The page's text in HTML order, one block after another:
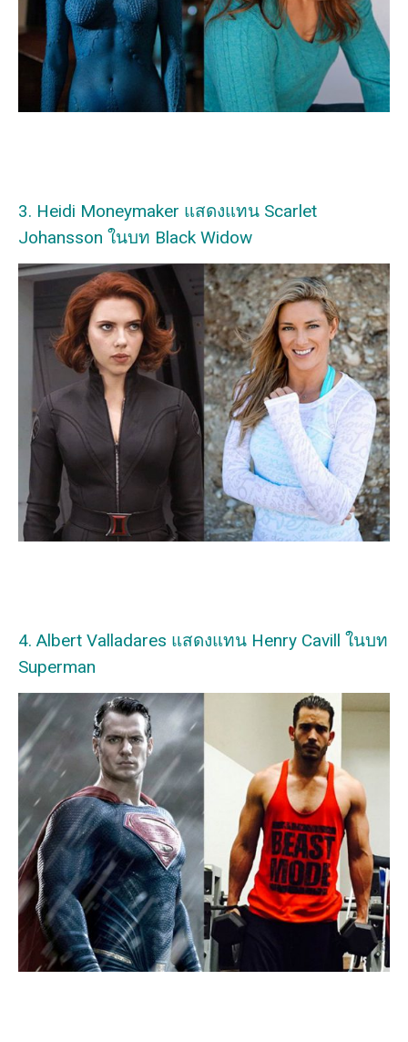
3. Heidi Moneymaker แสดงแทน Scarlet
Johansson ในบท Black Widow
4. Albert Valladares แสดงแทน Henry Cavill ในบท
Superman